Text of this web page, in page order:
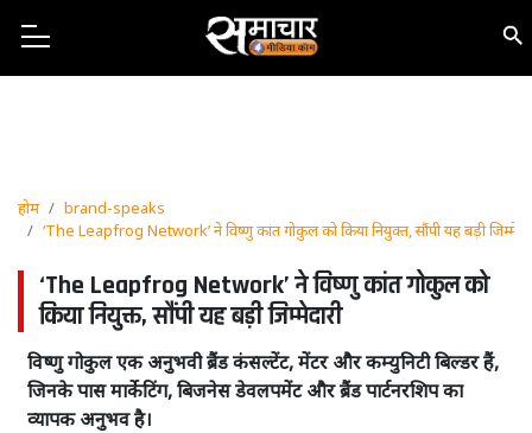
होम
brand-speaks
‘The Leapfrog Network’ ने विष्णु कांत गोकुल को किया नियुक्त, सौंपी यह बड़ी
‘The Leapfrog Network’ ने विष्णु कांत गोकुल को
किया नियुक्त, सौंपी यह बड़ी जिम्मेदारी
विष्णु गोकुल एक अनुभवी ब्रैंड कंसल्टेंट, मेंटर और कम्युनिटी बिल्डर हैं,
जिनके पास मार्केटिंग, बिजनेस डेवलपमेंट और ब्रैंड पार्टनरशिप का
व्यापक अनुभव है।